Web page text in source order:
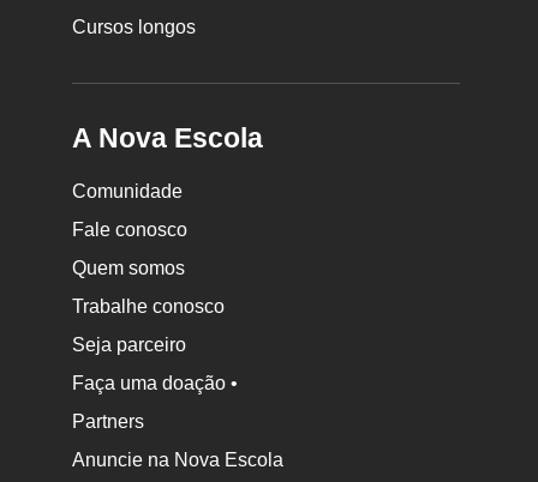
Cursos longos
A Nova Escola
Comunidade
Fale conosco
Quem somos
Trabalhe conosco
Seja parceiro
Faça uma doação •
Partners
Anuncie na Nova Escola